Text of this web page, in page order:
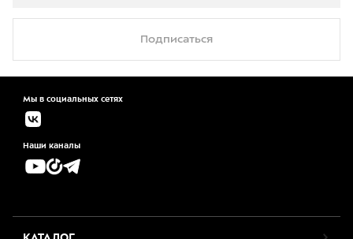
Подписаться
Мы в социальных сетях
Наши каналы